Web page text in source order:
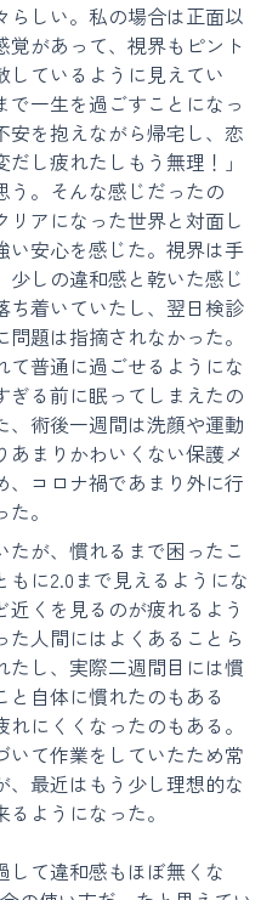
らしい。私の場合は正面以
があって、視界もピント
しているように見えてい
一生を過ごすことになっ
安を抱えながら帰宅し、恋
し疲れたしもう無理！」
う。そんな感じだったの
アになった世界と対面し
い安心を感じた。視界は手
しの違和感と乾いた感じ
ち着いていたし、翌日検診
題は指摘されなかった。
普通に過ごせるようにな
ぎる前に眠ってしまえたの
、術後一週間は洗顔や運動
まりかわいくない保護メ
、コロナ禍であまり外に行
。
が、慣れるまで困ったこ
に2.0まで見えるようにな
くを見るのが疲れるよう
た人間にはよくあることら
たし、実際二週間目には慣
と自体に慣れたのもある
にくくなったのもある。
いて作業をしていたため常
、最近はもう少し理想的な
ようになった。
て違和感もほぼ無くな